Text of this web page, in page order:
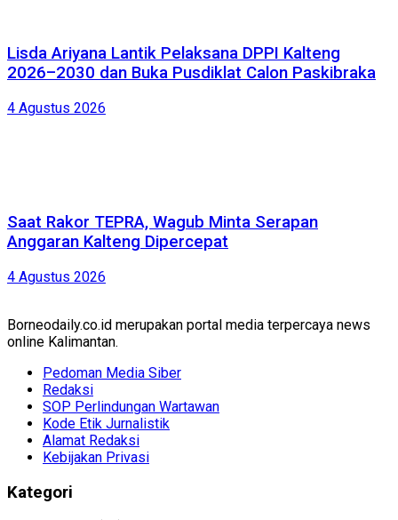
Lisda Ariyana Lantik Pelaksana DPPI Kalteng
2026–2030 dan Buka Pusdiklat Calon Paskibraka
4 Agustus 2026
Saat Rakor TEPRA, Wagub Minta Serapan
Anggaran Kalteng Dipercepat
4 Agustus 2026
Borneodaily.co.id merupakan portal media terpercaya news
online Kalimantan.
Pedoman Media Siber
Redaksi
SOP Perlindungan Wartawan
Kode Etik Jurnalistik
Alamat Redaksi
Kebijakan Privasi
Kategori